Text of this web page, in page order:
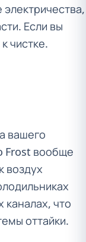
Если вы
чистке.
вашего
Frost вообще
воздух
каналах, что
оттайки.